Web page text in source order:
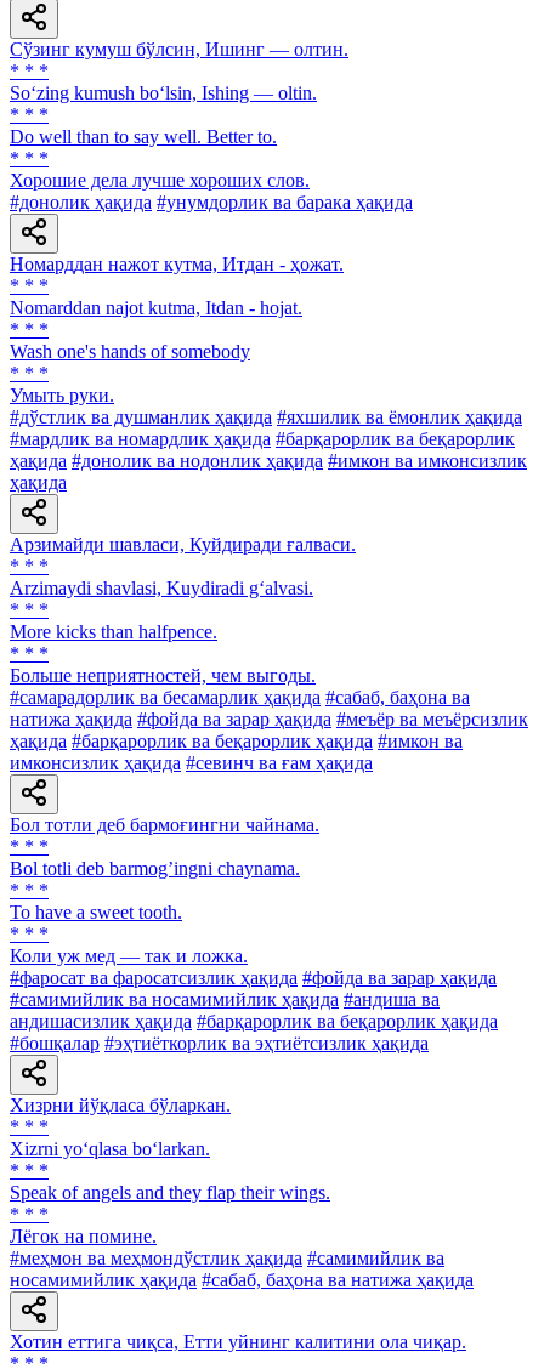
Сўзинг кумуш бўлсин, Ишинг — олтин.
* * *
So‘zing kumush bo‘lsin, Ishing — oltin.
* * *
Do well than to say well. Better to.
* * *
Хорошие дела лучше хороших слов.
#донолик ҳақида #унумдорлик ва барака ҳақида
Номарддан нажот кутма, Итдан - ҳожат.
* * *
Nomarddan najot kutma, Itdan - hojat.
* * *
Wash one's hands of somebody
* * *
Умыть руки.
#дўстлик ва душманлик ҳақида #яхшилик ва ёмонлик ҳақида
#мардлик ва номардлик ҳақида #барқарорлик ва беқарорлик
ҳақида #донолик ва нодонлик ҳақида #имкон ва имконсизлик
ҳақида
Арзимайди шавласи, Куйдиради ғалваси.
* * *
Arzimaydi shavlasi, Kuydiradi g‘alvasi.
* * *
More kicks than halfpence.
* * *
Больше неприятностей, чем выгоды.
#самарадорлик ва бесамарлик ҳақида #сабаб, баҳона ва
натижа ҳақида #фойда ва зарар ҳақида #меъёр ва меъёрсизлик
ҳақида #барқарорлик ва беқарорлик ҳақида #имкон ва
имконсизлик ҳақида #севинч ва ғам ҳақида
Бол тотли деб бармоғингни чайнама.
* * *
Bol totli deb barmogʼingni chaynama.
* * *
To have a sweet tooth.
* * *
Коли уж мед — так и ложка.
#фаросат ва фаросатсизлик ҳақида #фойда ва зарар ҳақида
#самимийлик ва носамимийлик ҳақида #андиша ва
андишасизлик ҳақида #барқарорлик ва беқарорлик ҳақида
#бошқалар #эҳтиёткорлик ва эҳтиётсизлик ҳақида
Хизрни йўқласа бўларкан.
* * *
Xizrni yo‘qlasa bo‘larkan.
* * *
Speak of angels and they flap their wings.
* * *
Лёгок на помине.
#меҳмон ва меҳмондўстлик ҳақида #самимийлик ва
носамимийлик ҳақида #сабаб, баҳона ва натижа ҳақида
Хотин еттига чиқса, Етти уйнинг калитини ола чиқар.
* * *